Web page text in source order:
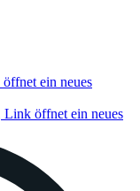
ein neues
öffnet ein neues